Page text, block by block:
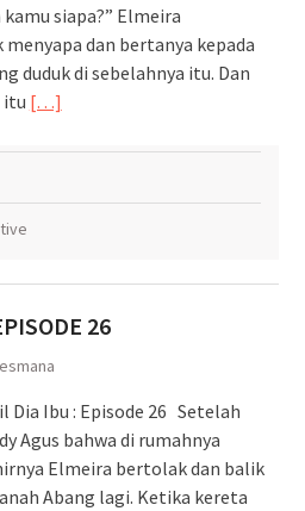
siapa?” Elmeira
dan bertanya kepada
duduk di sebelahnya itu. Dan
itu […]
26
Dia Ibu : Episode 26 Setelah
Agus bahwa di rumahnya
Elmeira bertolak dan balik
Abang lagi. Ketika kereta